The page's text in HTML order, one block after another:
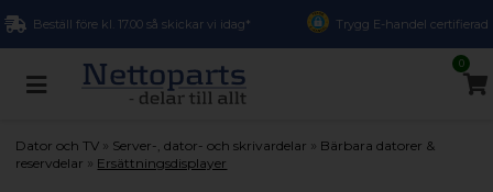
Beställ före kl. 17.00 så skickar vi idag* Trygg E-handel certifierad
0
Dator och TV » Server-, dator- och skrivardelar » Bärbara datorer &
reservdelar » Ersättningsdisplayer